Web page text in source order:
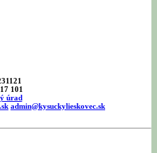
101
úrad
admin@kysuckylieskovec.sk